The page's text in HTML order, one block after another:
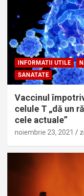
INFORMATII UTILE
SANATATE
Vaccinul
celule T „dă un
cele actuale”
noiembrie 23, 2021